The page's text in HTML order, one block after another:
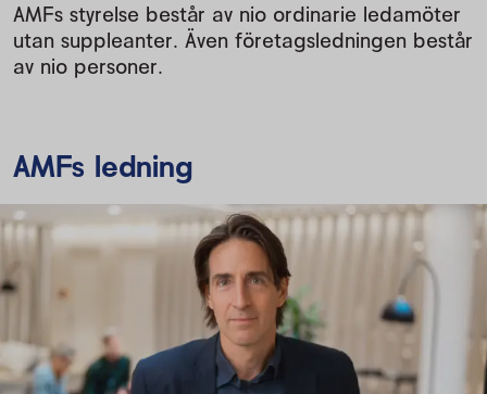
AMFs styrelse består av nio ordinarie ledamöter
utan suppleanter. Även företagsledningen består
av nio personer.
AMFs ledning